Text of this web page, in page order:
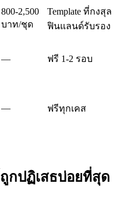
800-2,500
บาท/ชุด
Template ที่กงสุล
ฟินแลนด์รับรอง
— ฟรี 1-2 รอบ
— ฟรีทุกเคส
ถูกปฏิเสธบ่อยที่สุด